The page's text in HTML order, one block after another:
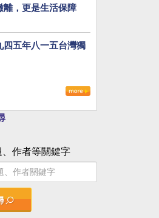
離，更是生活保障
四五年八一五台灣獨
作者等關鍵字